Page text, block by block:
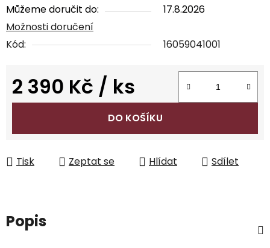
Můžeme doručit do:
17.8.2026
Možnosti doručení
Kód:
16059041001
2 390 Kč / ks
Měrná cena:
DO KOŠÍKU
Tisk Zeptat se Hlídat Sdílet
Popis